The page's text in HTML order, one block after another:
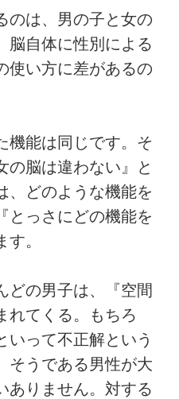
のは、男の子と女の
脳自体に性別による
使い方に差があるの
機能は同じです。そ
の脳は違わない』と
、どのような機能を
とっさにどの機能を
。
どの男子は、『空間
れてくる。もちろ
いって不正解という
そうである男性が大
ありません。対する